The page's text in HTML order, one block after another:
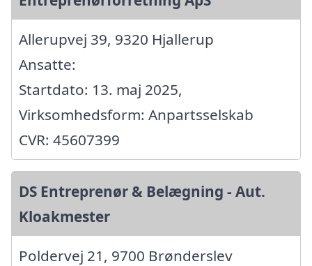
Allerupvej 39, 9320 Hjallerup
Ansatte:
Startdato: 13. maj 2025,
Virksomhedsform: Anpartsselskab
CVR: 45607399
DS Entreprenør & Belægning - Aut.
Kloakmester
Poldervej 21, 9700 Brønderslev